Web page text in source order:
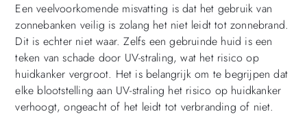
Een veelvoorkomende misvatting is dat het gebruik van
zonnebanken veilig is zolang het niet leidt tot zonnebrand.
Dit is echter niet waar. Zelfs een gebruinde huid is een
teken van schade door UV-straling, wat het risico op
huidkanker vergroot. Het is belangrijk om te begrijpen dat
elke blootstelling aan UV-straling het risico op huidkanker
verhoogt, ongeacht of het leidt tot verbranding of niet.